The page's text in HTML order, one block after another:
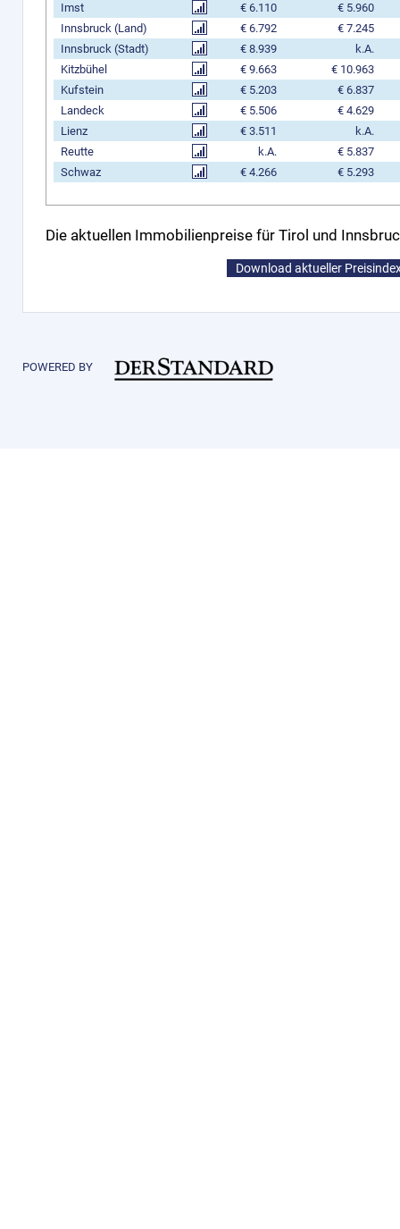
Imst
€ 6.110
€ 5.960
Innsbruck (Land)
€ 6.792
€ 7.245
Innsbruck (Stadt)
€ 8.939
k.A.
Kitzbühel
€ 9.663
€ 10.963
Kufstein
€ 5.203
€ 6.837
Landeck
€ 5.506
€ 4.629
Lienz
€ 3.511
k.A.
Reutte
k.A.
€ 5.837
Schwaz
€ 4.266 € 5.293
Die aktuellen Immobilienpreise für Tirol und
Download aktueller
POWERED BY